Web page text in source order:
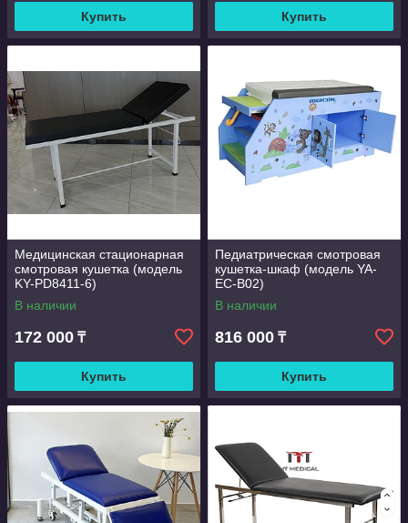
Купить Купить
Медицинская стационарная
смотровая кушетка (модель
KY-PD8411-6)
В наличии
172 000 ₸
Купить
Педиатрическая смотровая
кушетка-шкаф (модель YA-
EC-B02)
В наличии
816 000 ₸
Купить